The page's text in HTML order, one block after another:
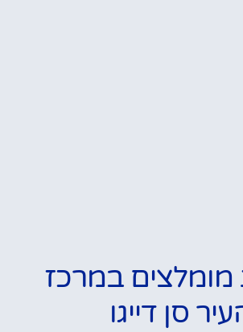
מומלצים במרכז
סן דייגו